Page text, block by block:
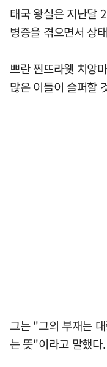
태국 왕실은 지난달
병증을 겪으면서 상
쁘란 찐뜨라웻 치앙
많은 이들이 슬퍼할
그는 "그의 부재는
는 뜻"이라고 말했다.